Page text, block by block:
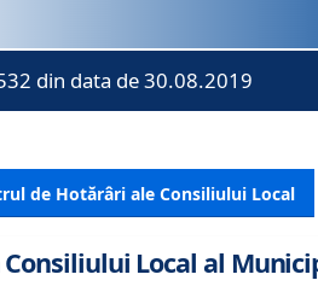
din data de 30.08.2019
de Hotărâri ale Consiliului Local
Local al